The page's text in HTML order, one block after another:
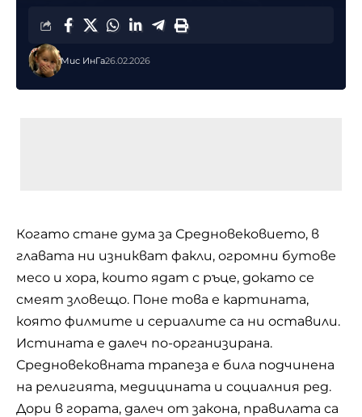
Мис ИнГа26.02.2026
Когато стане дума за Средновековието, в
главата ни изникват факли, огромни бутове
месо и хора, които ядат с ръце, докато се
смеят зловещо. Поне това е картината,
която филмите и сериалите са ни оставили.
Истината е далеч по-организирана.
Средновековната трапеза е била подчинена
на религията, медицината и социалния ред.
Дори в гората, далеч от закона, правилата са